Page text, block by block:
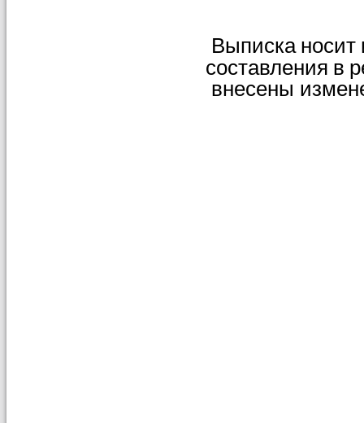
Выписка носит
составления в
внесены